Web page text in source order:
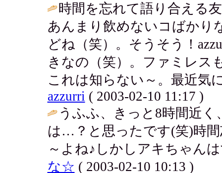
時間を忘れて語り合える
あんまり飲めないコばかり
どね（笑）。そうそう！
きなの（笑）。ファミレス
これは知らない～。最近気
azzurri ( 2003-02-10 11:17 )
うふふ、きっと8時間近
は…？と思ったです(笑)時
～よね♪しかしアキちゃん
な☆ ( 2003-02-10 10:13 )